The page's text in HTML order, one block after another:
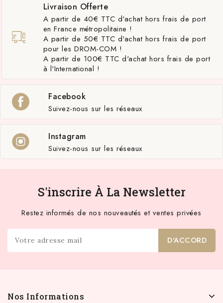
Livraison Offerte
A partir de 40€ TTC d'achat hors frais de port
en France métropolitaine !
A partir de 50€ TTC d'achat hors frais de port
pour les DROM-COM !
A partir de 100€ TTC d'achat hors frais de port
à l'International !
Facebook
Suivez-nous sur les réseaux
Instagram
Suivez-nous sur les réseaux
S'inscrire À La Newsletter
Restez informés de nos nouveautés et ventes privées
Nos Informations